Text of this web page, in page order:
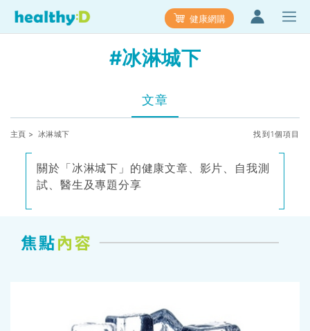
健康網購
#冰淋城下
文章
主頁 > 冰淋城下 找到1個項目
關於「冰淋城下」的健康文章、影片、自我測
試、醫生及專題分享